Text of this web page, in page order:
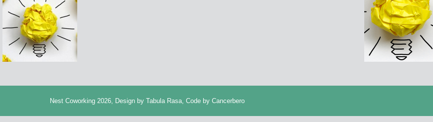
Nest Coworking 2026, Design by Tabula Rasa, Code by Cancerbero